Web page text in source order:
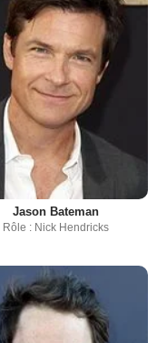
Jason Bateman
Rôle : Nick Hendricks